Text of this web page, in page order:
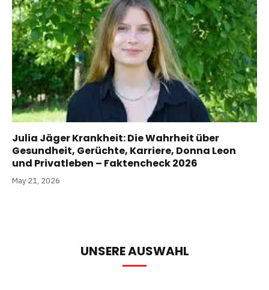
Julia Jäger Krankheit: Die Wahrheit über
Gesundheit, Gerüchte, Karriere, Donna Leon
und Privatleben – Faktencheck 2026
May 21, 2026
UNSERE AUSWAHL